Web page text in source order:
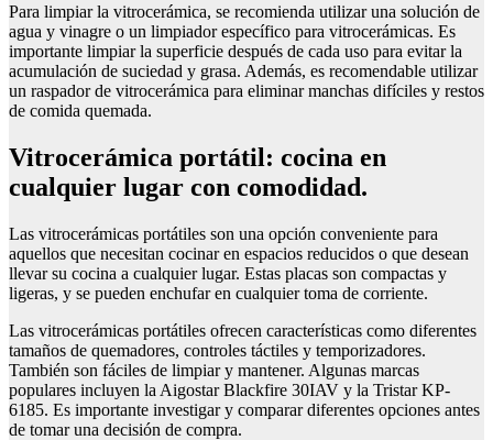
Para limpiar la vitrocerámica, se recomienda utilizar una solución de
agua y vinagre o un limpiador específico para vitrocerámicas. Es
importante limpiar la superficie después de cada uso para evitar la
acumulación de suciedad y grasa. Además, es recomendable utilizar
un raspador de vitrocerámica para eliminar manchas difíciles y restos
de comida quemada.
Vitrocerámica portátil: cocina en
cualquier lugar con comodidad.
Las vitrocerámicas portátiles son una opción conveniente para
aquellos que necesitan cocinar en espacios reducidos o que desean
llevar su cocina a cualquier lugar. Estas placas son compactas y
ligeras, y se pueden enchufar en cualquier toma de corriente.
Las vitrocerámicas portátiles ofrecen características como diferentes
tamaños de quemadores, controles táctiles y temporizadores.
También son fáciles de limpiar y mantener. Algunas marcas
populares incluyen la Aigostar Blackfire 30IAV y la Tristar KP-
6185. Es importante investigar y comparar diferentes opciones antes
de tomar una decisión de compra.